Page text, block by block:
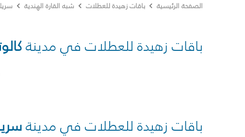
الصفحة الرئيسية باقات زهيدة للعطلات شبه القارة الهندية
باقات زهيدة للعطلات في مدينة
باقات زهيدة للعطلات في مدينة